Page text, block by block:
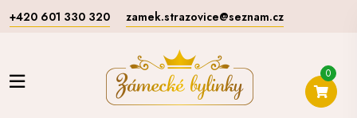
+420 601 330 320 zamek.strazovice@seznam.cz
0